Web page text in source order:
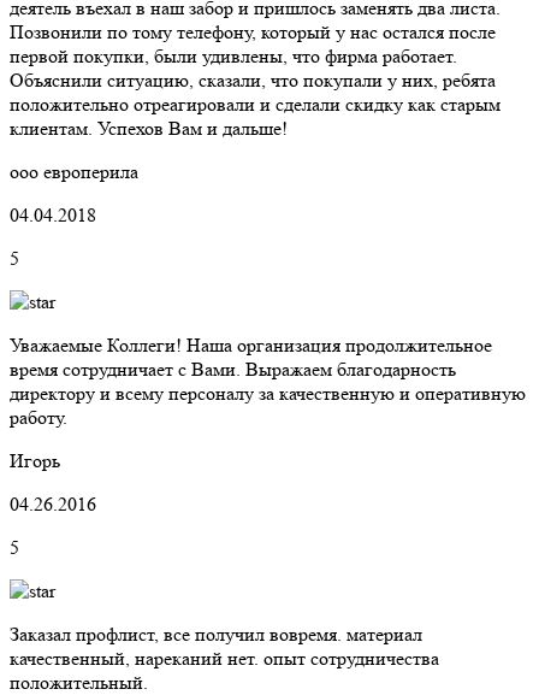
деятель въехал в наш забор и пришлось заменять два листа.
Позвонили по тому телефону, который у нас остался после
первой покупки, были удивлены, что фирма работает.
Объяснили ситуацию, сказали, что покупали у них, ребята
положительно отреагировали и сделали скидку как старым
клиентам. Успехов Вам и дальше!
ооо европерила
04.04.2018
5
Уважаемые Коллеги! Наша организация продолжительное
время сотрудничает с Вами. Выражаем благодарность
директору и всему персоналу за качественную и оперативную
работу.
Игорь
04.26.2016
5
Заказал профлист, все получил вовремя. материал
качественный, нареканий нет. опыт сотрудничества
положительный.